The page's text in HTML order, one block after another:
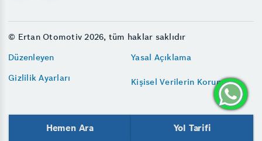
© Ertan Otomotiv 2026, tüm haklar saklıdır
Düzenleyen
Yasal Açıklama
Gizlilik Ayarları
Kişisel Verilerin Korunması
Hemen Ara Yol Tarifi